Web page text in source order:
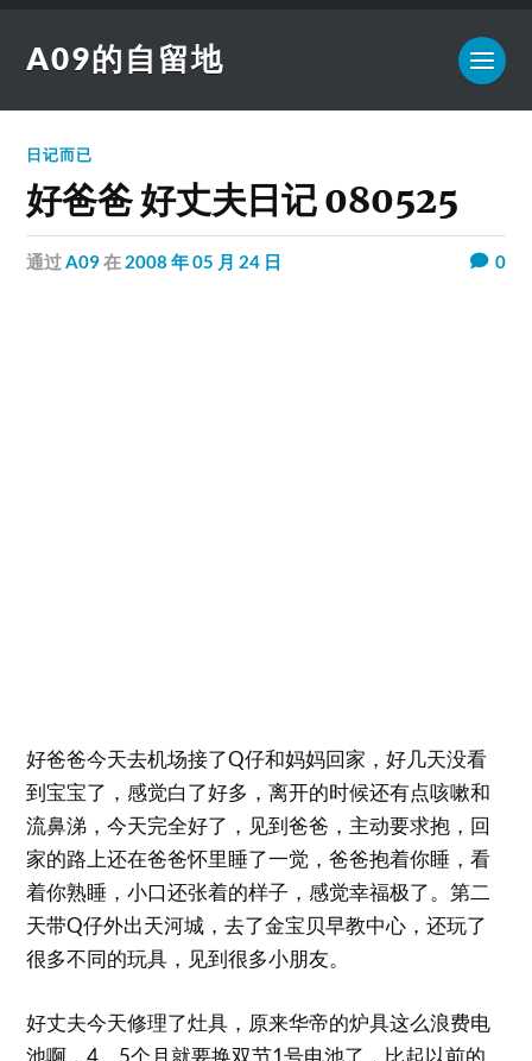
A09的自留地
日记而已
好爸爸 好丈夫日记 080525
通过A09在 2008 年 05 月 24 日 0
好爸爸今天去机场接了Q仔和妈妈回家，好几天没看
到宝宝了，感觉白了好多，离开的时候还有点咳嗽和
流鼻涕，今天完全好了，见到爸爸，主动要求抱，回
家的路上还在爸爸怀里睡了一觉，爸爸抱着你睡，看
着你熟睡，小口还张着的样子，感觉幸福极了。第二
天带Q仔外出天河城，去了金宝贝早教中心，还玩了
很多不同的玩具，见到很多小朋友。
好丈夫今天修理了灶具，原来华帝的炉具这么浪费电
池啊，4、5个月就要换双节1号电池了，比起以前的